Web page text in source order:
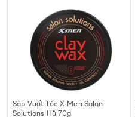
Sáp Vuốt Tóc X-Men Salon
Solutions Hũ 70g